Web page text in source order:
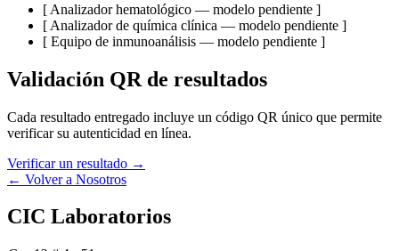
[ Analizador hematológico — modelo pendiente ]
[ Analizador de química clínica — modelo pendiente ]
[ Equipo de inmunoanálisis — modelo pendiente ]
Validación QR de resultados
Cada resultado entregado incluye un código QR único que permite
verificar su autenticidad en línea.
Verificar un resultado →
← Volver a Nosotros
CIC Laboratorios